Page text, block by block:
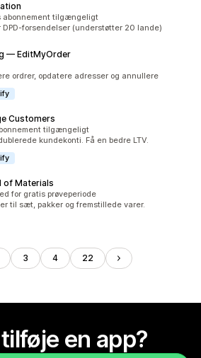
alt
abonnement tilgængeligt
DPD-forsendelser (understøtter 20 lande)
— EditMyOrder
ordrer, opdatere adresser og annullere
Customers
tilgængeligt
kundekonti. Få en bedre LTV.
of Materials
for gratis prøveperiode
til sæt, pakker og fremstillede varer.
3 4 22
en app?